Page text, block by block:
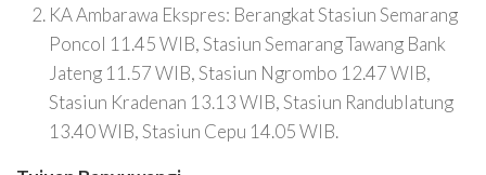
KA Ambarawa Ekspres: Berangkat Stasiun Semarang
Poncol 11.45 WIB, Stasiun Semarang Tawang Bank
Jateng 11.57 WIB, Stasiun Ngrombo 12.47 WIB,
Stasiun Kradenan 13.13 WIB, Stasiun Randublatung
13.40 WIB, Stasiun Cepu 14.05 WIB.